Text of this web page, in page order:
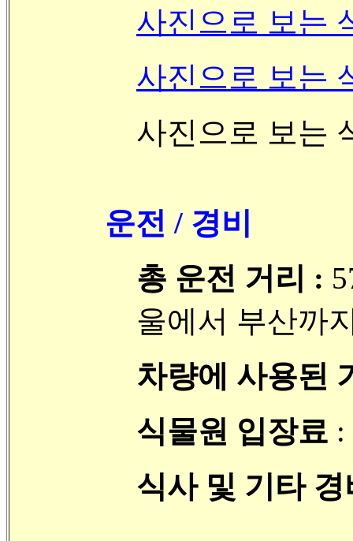
사진으로 보는
사진으로 보는
사진으로 보는
운전 / 경비
총 운전 거리 :
울에서 부산까
차량에 사용된
식물원 입장료 :
식사 및 기타 경